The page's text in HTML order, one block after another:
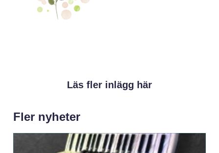
Läs fler inlägg här
Fler nyheter